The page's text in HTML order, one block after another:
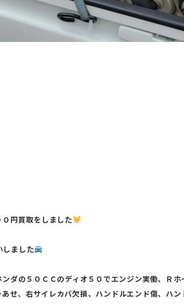
円買取をしました
しました
の５０ＣＣのディオ５０でエンジン実働、Ｒホ
せ、右サイレカバ欠損、ハンドルエンド傷、ハ